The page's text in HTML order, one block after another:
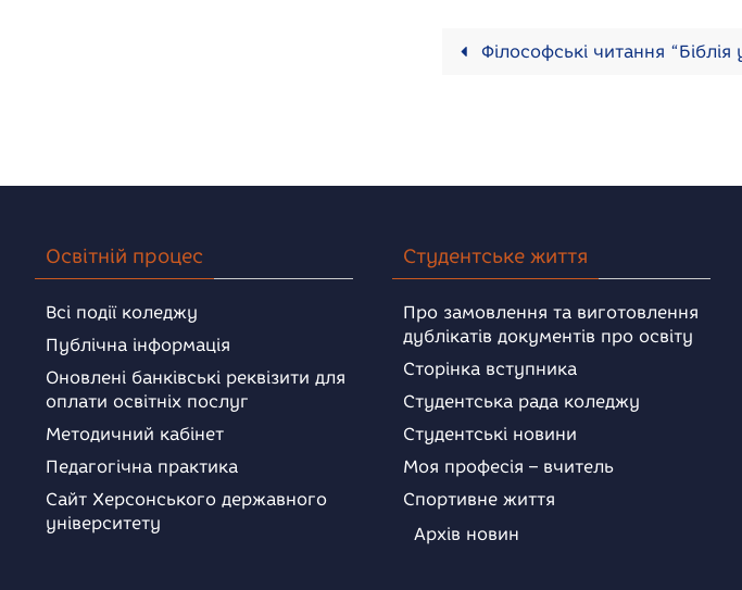
Філософські читання “Біблія
Освітній процес
Всі події коледжу
Публічна інформація
Оновлені банківські реквізити для
оплати освітніх послуг
Методичний кабінет
Педагогічна практика
Сайт Херсонського державного
університету
Студентське життя
Про замовлення та виготовлення
дублікатів документів про освіту
Сторінка вступника
Студентська рада коледжу
Студентські новини
Моя професія – вчитель
Спортивне життя
Архів новин